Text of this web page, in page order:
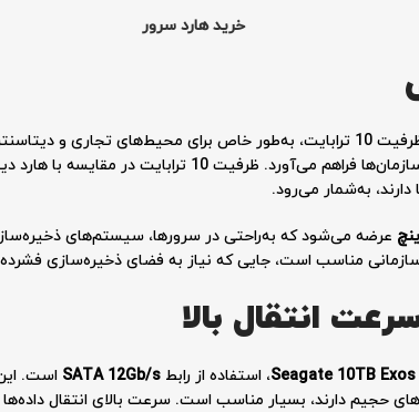
خرید هارد سرور
با ظرفیت 10 ترابایت، به‌طور خاص برای محیط‌های تجاری
بالا، امکان ذخیره‌سازی حجم زیادی از داده‌ها را برای
دارند، به‌شمار می‌رود.
عرضه می‌شود که به‌راحتی در سرورها، سیستم‌های
مناسب است، جایی که نیاز به فضای ذخیره‌سازی فشرده
انتقال بالا
Seagate 10TB، استفاده از رابط SATA 12Gb/s است.
حجیم دارند، بسیار مناسب است. سرعت بالای انتقال